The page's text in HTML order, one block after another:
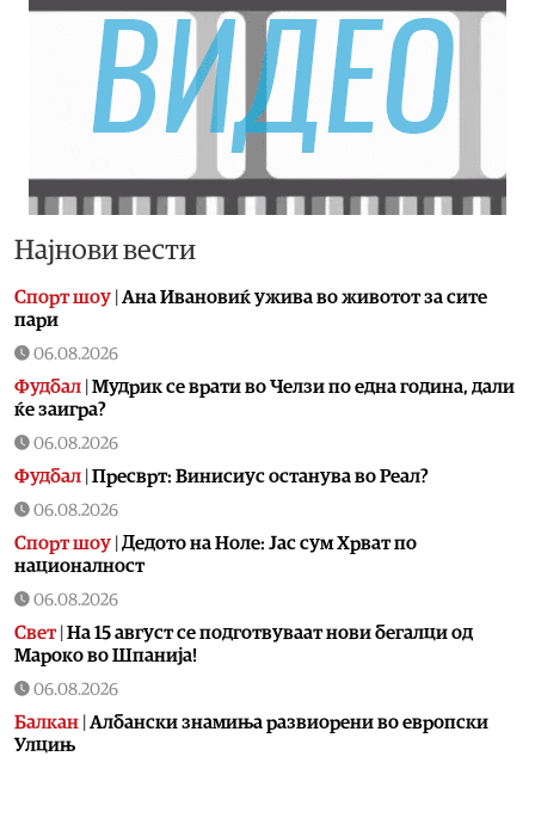
Најнови вести
Спорт шоу Aна Ивановиќ ужива во животот за сите
пари
06.08.2026
Фудбал Мудрик се врати во Челзи по една година, дали
ќе заигра?
06.08.2026
Фудбал Пресврт: Винисиус останува во Реал?
06.08.2026
Спорт шоу Дедото на Ноле: Јас сум Хрват по
националност
06.08.2026
Свет| На 15 август се подготвуваат нови бегалци од
Мароко во Шпанија!
06.08.2026
Балкан Албански знамиња развиорени во европски
Улцињ